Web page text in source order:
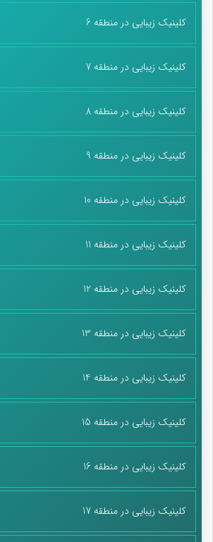
کلینیک زیبایی در منطقه 6
کلینیک زیبایی در منطقه 7
کلینیک زیبایی در منطقه 8
کلینیک زیبایی در منطقه 9
کلینیک زیبایی در منطقه 10
کلینیک زیبایی در منطقه 11
کلینیک زیبایی در منطقه 12
کلینیک زیبایی در منطقه 13
کلینیک زیبایی در منطقه 14
کلینیک زیبایی در منطقه 15
کلینیک زیبایی در منطقه 16
کلینیک زیبایی در منطقه 17